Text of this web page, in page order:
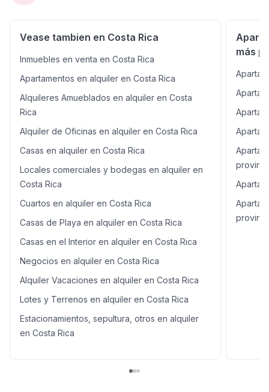
espacio adicional para relajarse. Al entregarse
electrodomésticos. El edificio ofrece piscina, gimnasio,
rancho para actividades sociales, recepción tipo lobby
y elevadores. Además, su entorno brinda acceso a
restaurantes, cafeterías, supermercados, farmacias,
servicios, permitiéndole disfrutar de un estilo de vida
práctico y dinámico. Características: Piso 3 90 m² de
Full amueblado Sala Cocina con isla central Sobres de
granito negro Línea blanca completa empotrada
Lavaplatos Torre de lavado Despensa Walk-in closet
Lavandería Balcón Se aceptan mascotas Amenidades:
Lobby Elevadores Parqueo para visitas Precio de
alquiler: $1,500
Vease tambien en Costa Rica
Inmuebles en venta en Costa Rica
Apartamentos en alquiler en Costa Rica
Alquileres Amueblados en alquiler en Costa
Rica
Alquiler de Oficinas en alquiler en Costa Rica
Casas en alquiler en Costa Rica
Locales comerciales y bodegas en alquiler en
Costa Rica
Cuartos en alquiler en Costa Rica
Casas de Playa en alquiler en Costa Rica
Casas en el Interior en alquiler en Costa Rica
Negocios en alquiler en Costa Rica
Alquiler Vacaciones en alquiler en Costa Rica
Lotes y Terrenos en alquiler en Costa Rica
Estacionamientos, sepultura, otros en alquiler
en Costa Rica
más